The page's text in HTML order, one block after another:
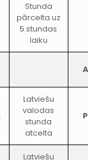
Stunda
pārcelta uz
5.stundas
laiku
A
Latviešu
valodas
stunda
atcelta
P
Latviešu